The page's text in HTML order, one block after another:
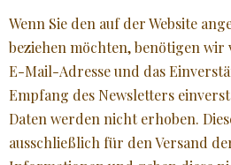
Wenn Sie den auf der Website
beziehen möchten, benötigen
E-Mail-Adresse und das
Empfang des Newsletters
Daten werden nicht erhoben.
ausschließlich für den Versand